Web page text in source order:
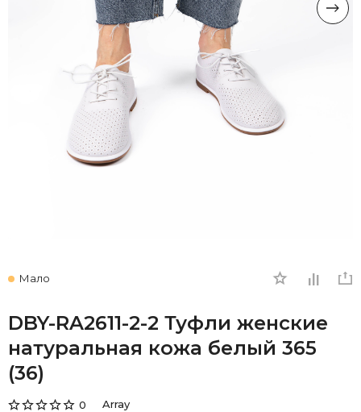
Мало
DBY-RA2611-2-2 Туфли женские
натуральная кожа белый 365
(36)
0 Array